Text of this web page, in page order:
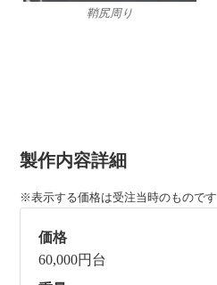
鞘尻周り
製作内容詳細
※表示する価格は受注当時のものです
価格
60,000円台